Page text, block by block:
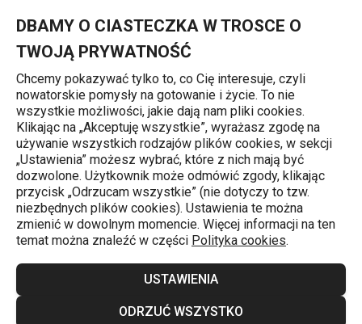
DBAMY O CIASTECZKA W TROSCE O
TWOJĄ PRYWATNOŚĆ
Chcemy pokazywać tylko to, co Cię interesuje, czyli
nowatorskie pomysły na gotowanie i życie. To nie
wszystkie możliwości, jakie dają nam pliki cookies.
Klikając na „Akceptuję wszystkie”, wyrażasz zgodę na
używanie wszystkich rodzajów plików cookies, w sekcji
„Ustawienia” możesz wybrać, które z nich mają być
dozwolone. Użytkownik może odmówić zgody, klikając
przycisk „Odrzucam wszystkie” (nie dotyczy to tzw.
niezbędnych plików cookies). Ustawienia te można
zmienić w dowolnym momencie. Więcej informacji na ten
temat można znaleźć w części Polityka cookies.
USTAWIENIA
ODRZUĆ WSZYSTKO
Radełka
Radełko GrandCHEF